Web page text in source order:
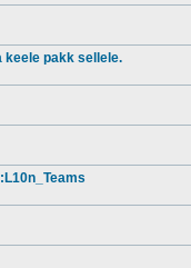
keele pakk sellele.